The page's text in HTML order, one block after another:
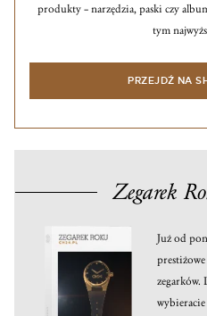
produkty – narzędzia, paski czy
tym
PRZEJDŹ NA
Zegarek
Już od
zegarków.